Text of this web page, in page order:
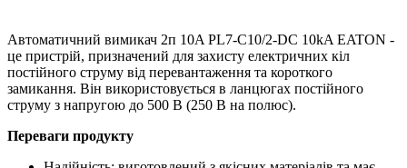
Автоматичний вимикач 2п 10A PL7-C10/2-DC 10kA EATON -
це пристрій, призначений для захисту електричних кіл
постійного струму від перевантаження та короткого
замикання. Він використовується в ланцюгах постійного
струму з напругою до 500 В (250 В на полюс).
Переваги продукту